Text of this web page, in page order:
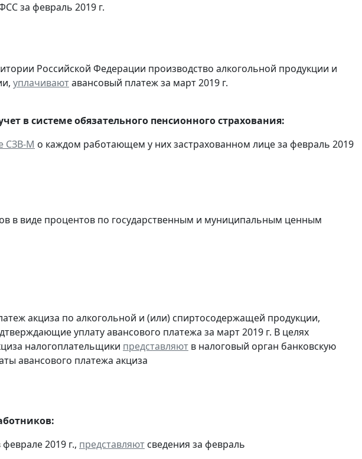
за февраль 2019 г.
Российской Федерации производство алкогольной продукции и
уплачиваютавансовый платеж за март 2019 г.
в системе обязательного пенсионного страхования:
СЗВ-М о каждом работающем у них застрахованном лице за февраль 2019
в виде процентов по государственным и муниципальным ценным
акциза по алкогольной и (или) спиртосодержащей продукции,
уплату авансового платежа за март 2019 г. В целях
налогоплательщики представляют в налоговый орган банковскую
авансового платежа акциза
2019 г., представляют сведения за февраль